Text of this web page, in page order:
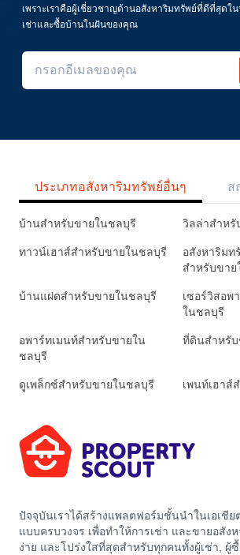
เพราะเราคือผู้เชี่ยวชาญด้านอสังหาริมทรัพย์ที่ดีที่สุดใ
เช่าและซื้อบ้านในฝันของคุณ
ประเภทอสังหาริมทรัพย์อื่นๆ ส
บ้านสำหรับขายในชลบุรี วิลล่าสำห
ทาวน์เฮาส์สำหรับขายในชลบุรี
อสังหาริมท
สำหรับขา
บ้านแฝดสำหรับขายในชลบุรี
เซอร์วิสอพ
ในชลบุรี
อพาร์ทเมนท์สำหรับขายใน
ชลบุรี
ที่ดินสำหรั
ดูเพล็กซ์สำหรับขายในชลบุรี เพนท์เฮาส์
ปัจจุบันเราได้สร้างแพลตฟอร์มชั้นนำในเอเชีย
แบบครบวงจร เพื่อทำให้การเช่า และขายอสัง
ง่าย และโปร่งใสที่สุดสำหรับทุกคนทั้งผู้เช่า, ผู้